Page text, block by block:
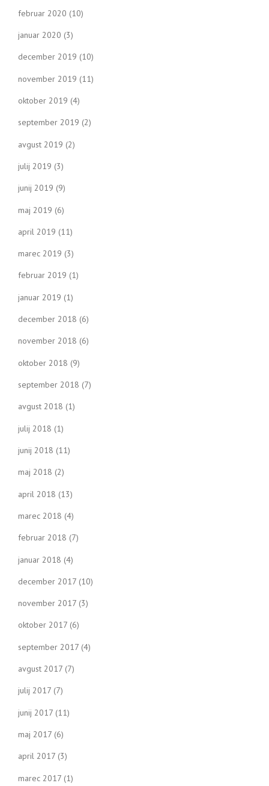
februar 2020 (10)
januar 2020 (3)
december 2019 (10)
november 2019 (11)
oktober 2019 (4)
september 2019 (2)
avgust 2019 (2)
julij 2019 (3)
junij 2019 (9)
maj 2019 (6)
april 2019 (11)
marec 2019 (3)
februar 2019 (1)
januar 2019 (1)
december 2018 (6)
november 2018 (6)
oktober 2018 (9)
september 2018 (7)
avgust 2018 (1)
julij 2018 (1)
junij 2018 (11)
maj 2018 (2)
april 2018 (13)
marec 2018 (4)
februar 2018 (7)
januar 2018 (4)
december 2017 (10)
november 2017 (3)
oktober 2017 (6)
september 2017 (4)
avgust 2017 (7)
julij 2017 (7)
junij 2017 (11)
maj 2017 (6)
april 2017 (3)
marec 2017 (1)